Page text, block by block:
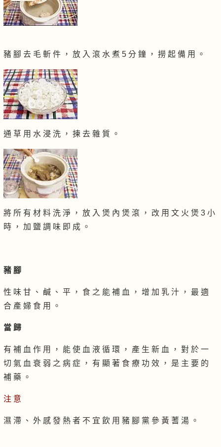
豬 腳 去 毛 斬 件 ， 放 入 滾 水 煮 5 分 鐘 ， 撈 起 備 用 。
通 草 用 水 浸 洗 ， 揀 去 雜 質 。
將 所 有 材 料 洗 淨 ， 放 入 煲 內 煲 滾 ， 改 用 文 火 煲 3 小
時 ， 加 鹽 調 味 即 成 。
豬 腳
性 味 甘 、 鹹 、 平 ， 食 之 能 補 血 ， 增 加 乳 汁 ， 最 適
合 產 婦 食 用 。
當 歸
有 補 血 作 用 ， 能 使 血 液 循 環 ， 產 生 新 血 ， 對 於 一
切 氣 血 衰 弱 之 病 症 ， 有 顯 著 食 療 功 效 ， 是 主 要 的
補 藥 。
注 意
濕 滯 、 外 感 發 熱 者 不 宜 飲 用 豬 腳 黨 參 黃 蓍 湯 。